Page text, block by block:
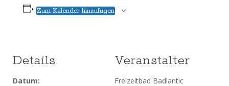
Zum Kalender hinzufügen
Details
Datum:
Veranstalter
Freizeitbad Badlantic